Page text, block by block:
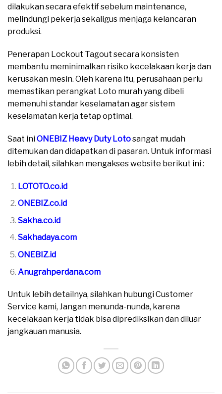
dilakukan secara efektif sebelum maintenance,
melindungi pekerja sekaligus menjaga kelancaran
produksi.
Penerapan Lockout Tagout secara konsisten
membantu meminimalkan risiko kecelakaan kerja dan
kerusakan mesin. Oleh karena itu, perusahaan perlu
memastikan perangkat Loto murah yang dibeli
memenuhi standar keselamatan agar sistem
keselamatan kerja tetap optimal.
Saat iniONEBIZ Heavy Duty Lotosangat mudah
ditemukan dan didapatkan di pasaran. Untuk informasi
lebih detail, silahkan mengakses website berikut ini :
LOTOTO.co.id
ONEBIZ.co.id
Sakha.co.id
Sakhadaya.com
ONEBIZ.id
Anugrahperdana.com
Untuk lebih detailnya, silahkan hubungi Customer
Service kami, Jangan menunda-nunda, karena
kecelakaan kerja tidak bisa diprediksikan dan diluar
jangkauan manusia.